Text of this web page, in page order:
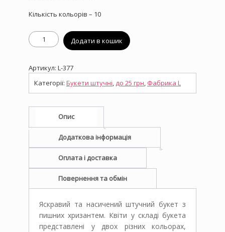
Кількість кольорів – 10
Штучний
букет
377,
Хризантема
двокольорова
кількість
Додати в кошик
Артикул: L-377
Категорії: Букети штучні,до 25 грн, Фабрика L
Опис
Додаткова інформація
Оплата і доставка
Повернення та обмін
Яскравий та насичений штучний букет з
пишних хризантем. Квіти у складі букета
представлені у двох різних кольорах,